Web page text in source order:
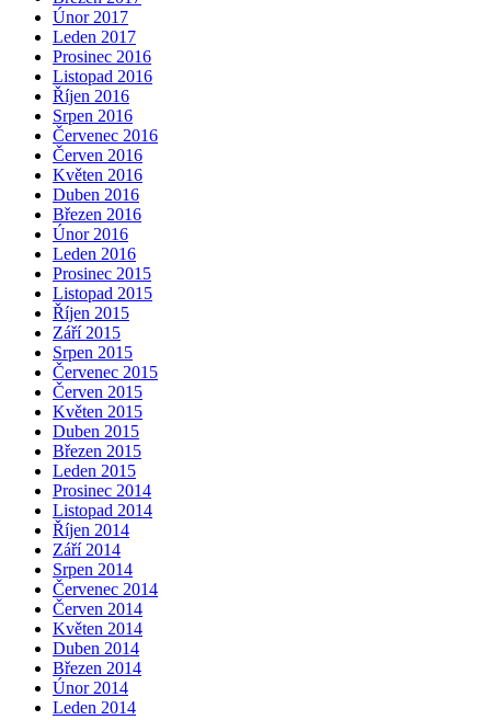
Únor 2017
Leden 2017
Prosinec 2016
Listopad 2016
Říjen 2016
Srpen 2016
Červenec 2016
Červen 2016
Květen 2016
Duben 2016
Březen 2016
Únor 2016
Leden 2016
Prosinec 2015
Listopad 2015
Říjen 2015
Září 2015
Srpen 2015
Červenec 2015
Červen 2015
Květen 2015
Duben 2015
Březen 2015
Leden 2015
Prosinec 2014
Listopad 2014
Říjen 2014
Září 2014
Srpen 2014
Červenec 2014
Červen 2014
Květen 2014
Duben 2014
Březen 2014
Únor 2014
Leden 2014